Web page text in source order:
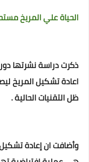
الحياة علي المريخ
ذكرت دراسة نشرتها
اعادة تشكيل المريخ
ظل التقنيات الحالية .